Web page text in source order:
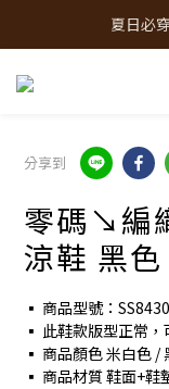
人氣
夏日必
人
分享到
零碼↘編
涼鞋 黑色
▪︎ 商品型號：SS8430
▪ 此鞋款版型正常
▪ 商品顏色 米白色 /
▪ 商品材質 鞋面+鞋